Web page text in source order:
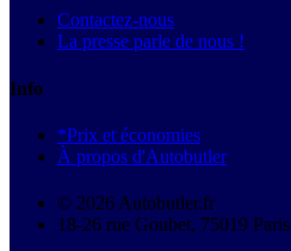
Contactez-nous
La presse parle de nous !
Info
*Prix et économies
À propos d'Autobutler
© 2026 Autobutler.fr
18-26 rue Goubet, 75019 Paris